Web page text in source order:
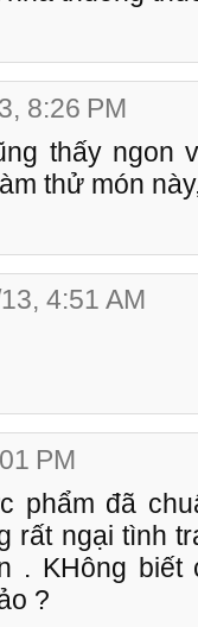
8:26 PM
thấy ngon
thử món
4:51 AM
PM
phẩm đã
rất ngại tình
. KHông biết
?